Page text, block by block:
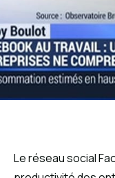
Le réseau social